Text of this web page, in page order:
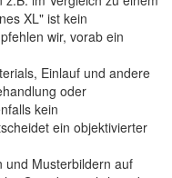
XL" ist kein
wir, vorab ein
Einlauf und andere
oder
kein
ein objektivierter
und Musterbildern auf